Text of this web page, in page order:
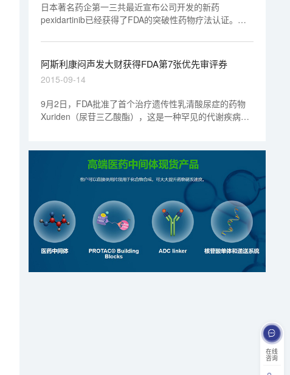
在线
咨询
日本著名药企第一三共最近宣布公司开发的新药
pexidartinib已经获得了FDA的突破性药物疗法认证。这
阿斯利康闷声发大财获得FDA第7张优先审评券
2015-09-14
9月2日，FDA批准了首个治疗遗传性乳清酸尿症的药物
Xuriden（尿苷三乙酸酯），这是一种罕见的代谢疾病，